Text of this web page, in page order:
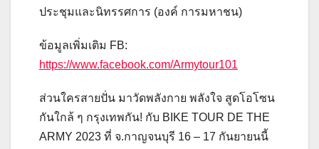
ประชุมและนิทรรศการ (องค์ การมหาชน)
ข้อมูลเพิ่มเติม FB:
https://www.facebook.com/Armytour101
ส่วนใครสายปั่น มาวัดพลังกาย พลังใจ สูดโอโซน
กันใกล้ ๆ กรุงเทพกัน! กับ BIKE TOUR DE THE
ARMY 2023 ที่ จ.กาญจนบุรี 16 – 17 กันยายนนี้